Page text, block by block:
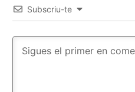
Subscriu-te